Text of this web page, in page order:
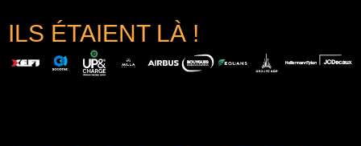
ILS ÉTAIENT LÀ !